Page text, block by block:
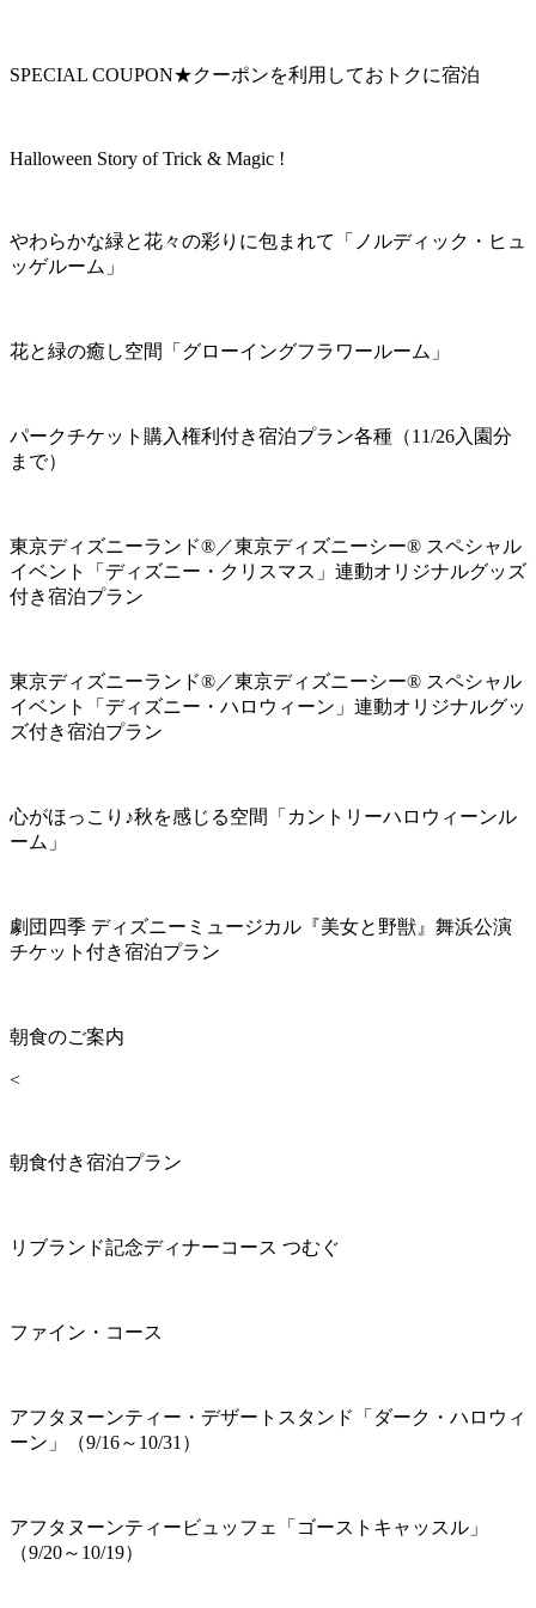
SPECIAL COUPON★クーポンを利用しておトクに宿泊
Halloween Story of Trick & Magic !
やわらかな緑と花々の彩りに包まれて「ノルディック・ヒュ
ッゲルーム」
花と緑の癒し空間「グローイングフラワールーム」
パークチケット購入権利付き宿泊プラン各種（11/26入園分
まで）
東京ディズニーランド®／東京ディズニーシー® スペシャル
イベント「ディズニー・クリスマス」連動オリジナルグッズ
付き宿泊プラン
東京ディズニーランド®／東京ディズニーシー® スペシャル
イベント「ディズニー・ハロウィーン」連動オリジナルグッ
ズ付き宿泊プラン
心がほっこり♪秋を感じる空間「カントリーハロウィーンル
ーム」
劇団四季 ディズニーミュージカル『美女と野獣』舞浜公演
チケット付き宿泊プラン
朝食のご案内
<
朝食付き宿泊プラン
リブランド記念ディナーコース つむぐ
ファイン・コース
アフタヌーンティー・デザートスタンド「ダーク・ハロウィ
ーン」（9/16～10/31）
アフタヌーンティービュッフェ「ゴーストキャッスル」
（9/20～10/19）